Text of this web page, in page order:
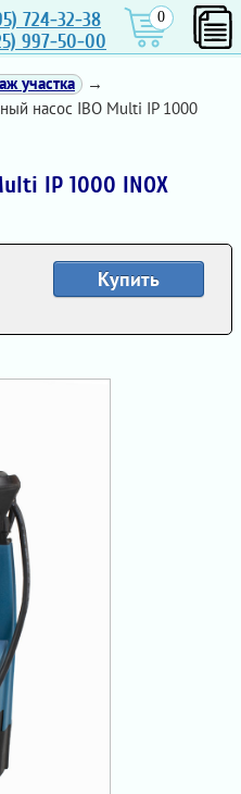
724-32-38
997-50-00
0
участка
→
насос IBO Multi IP 1000
IP 1000 INOX
Купить